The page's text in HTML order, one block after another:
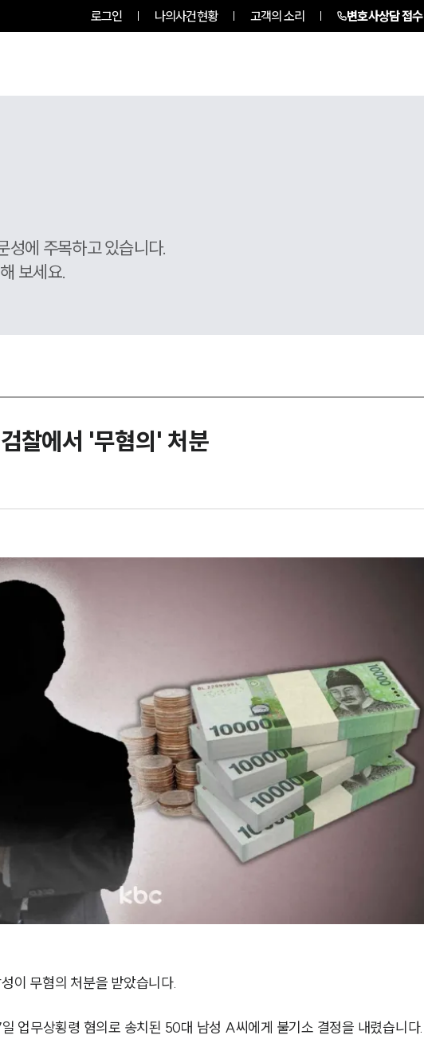
로그인 나의사건현황 고객의 소리 변호사상담 접수
성에 주목하고 있습니다.
보세요.
찰에서 '무혐의' 처분
이 무혐의 처분을 받았습니다.
업무상횡령 혐의로 송치된 50대 남성 A씨에게 불기소 결정을 내렸습니다.